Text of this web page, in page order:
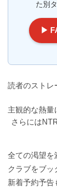
た別
▶
読者のストレ
主観的な熱量
さらには
全ての渇望を
クラブをブッ
新着予約予告